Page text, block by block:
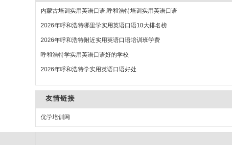
内蒙古培训实用英语口语,呼和浩特培训实用英语口语
2026年呼和浩特哪里学实用英语口语10大排名榜
2026年呼和浩特附近实用英语口语培训班学费
呼和浩特学实用英语口语好的学校
2026年呼和浩特学实用英语口语好处
友情链接
优学培训网